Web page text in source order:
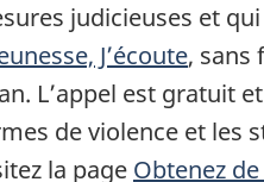
judicieuses et
J’écoute, sans
L’appel est gratuit
de violence et les
la page Obtenez